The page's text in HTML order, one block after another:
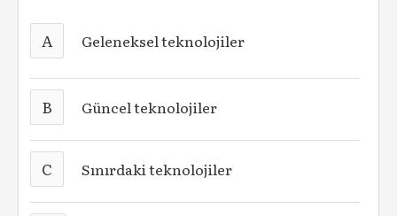
A Geleneksel teknolojiler
B Güncel teknolojiler
C Sınırdaki teknolojiler